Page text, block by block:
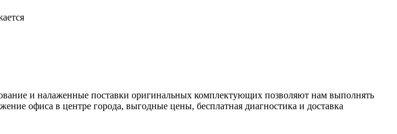
и налаженные поставки оригинальных комплектующих позволяют нам выполнять
офиса в центре города, выгодные цены, бесплатная диагностика и доставка